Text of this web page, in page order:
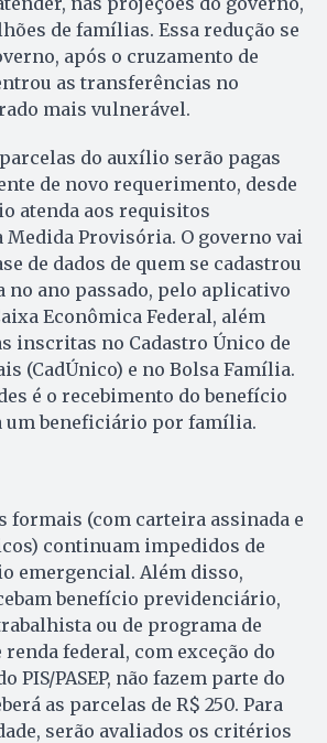
de famílias. Essa redução se
após o cruzamento de
as transferências no
mais vulnerável.
do auxílio serão pagas
de novo requerimento, desde
atenda aos requisitos
Medida Provisória. O governo vai
de dados de quem se cadastrou
no ano passado, pelo aplicativo
Econômica Federal, além
inscritas no Cadastro Único de
(CadÚnico) e no Bolsa Família.
é o recebimento do benefício
um beneficiário por família.
formais (com carteira assinada e
continuam impedidos de
emergencial. Além disso,
benefício previdenciário,
ou de programa de
federal, com exceção do
PIS/PASEP, não fazem parte do
as parcelas de R$ 250. Para
serão avaliados os critérios